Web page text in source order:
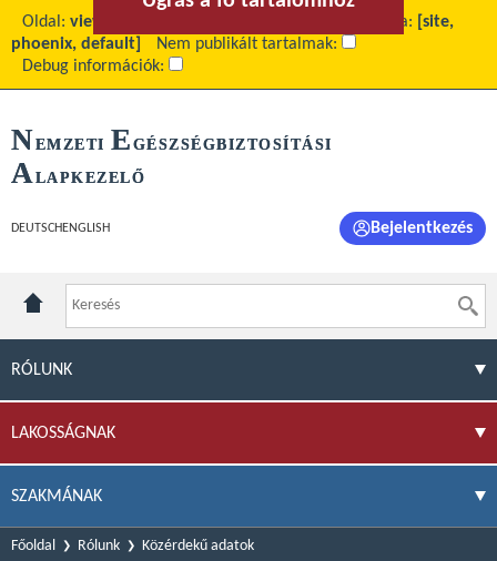
Oldal: view Téma:
[site,
phoenix, default]
Nem publikált tartalmak:
Debug információk:
NEMZETI E GÉSZSÉGBIZTOSÍTÁSI
ALAPKEZELŐ
DEUTSCH ENGLISH Bejelentkezés
RÓLUNK
LAKOSSÁGNAK
SZAKMÁNAK
Főoldal Rólunk
Közérdekű adatok